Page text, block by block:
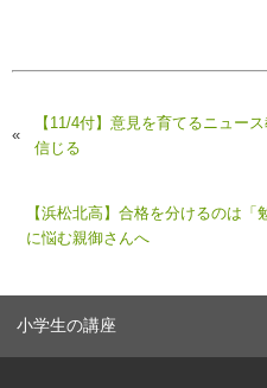
«
【11/4付】意見を育てるニュー
信じる
【浜松北高】合格を分けるのは
に悩む親御さんへ
小学生の講座